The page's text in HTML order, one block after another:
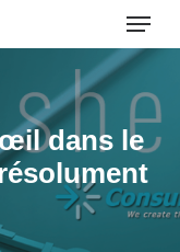
Menu
dans le